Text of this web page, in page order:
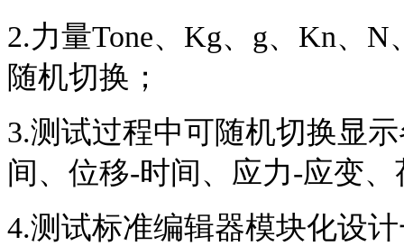
2.力量Tone、Kg、g、Kn、
随机切换；
3.测试过程中可随机切换显
间、位移-时间、应力-应变
4.测试标准编辑器模块化设